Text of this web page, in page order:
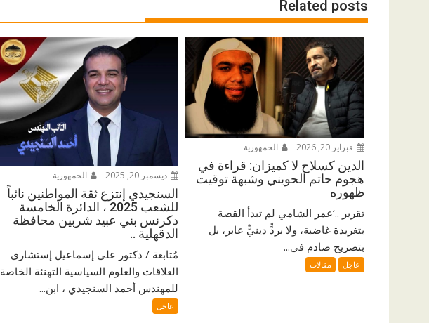
Related posts
فبراير 20, 2026 الجمهورية
الدين كسلاح لا كميزان: قراءة في
هجوم حاتم الحويني وشبهة توقيت
ظهوره
تقرير ..‘عمر الشامي لم تبدأ القصة
بتغريدة غاضبة، ولا بردٍّ دينيٍّ عابر، بل
بتصريح صادم في...
عاجل مقالات
ديسمبر 20, 2025 الجمهورية
السنجيدي إنتزع ثقة المواطنين نائباً
للشعب 2025 ، الدائرة الخامسة
دكرنس بني عبيد شربين محافظة
الدقهلية ..
مُتابعة / دكتور علي إسماعيل إستشاري
العلاقات والعلوم السياسية التهنئة الخاصة
للمهندس أحمد السنجيدي ، ابن...
عاجل